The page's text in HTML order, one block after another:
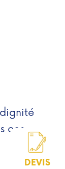
ces
DEVIS